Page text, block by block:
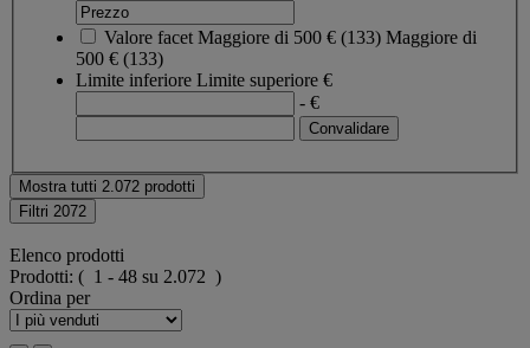
Valore facet Maggiore di 500 € (133) Maggiore di
500 € (133)
Limite inferiore Limite superiore €
- €
Mostra tutti 2.072 prodotti
Filtri 2072
Elenco prodotti
Prodotti: ( 1 - 48 su 2.072 )
Ordina per